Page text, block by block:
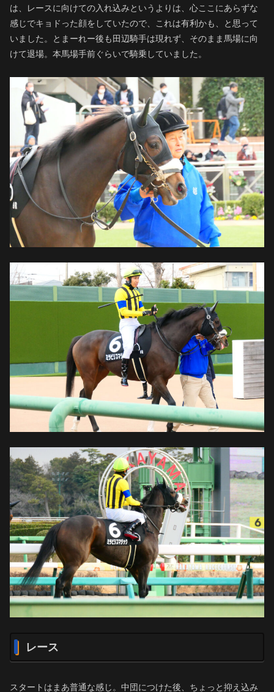
は、レースに向けての入れ込みというよりは、心ここにあらずな
感じでキョドった顔をしていたので、これは有利かも、と思って
いました。とまーれー後も田辺騎手は現れず、そのまま馬場に向
けて退場。本馬場手前ぐらいで騎乗していました。
レース
スタートはまあ普通な感じ。中団につけた後、ちょっと抑え込み